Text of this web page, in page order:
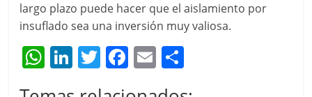
largo plazo puede hacer que el aislamiento por
insuflado sea una inversión muy valiosa.
W Li T F E